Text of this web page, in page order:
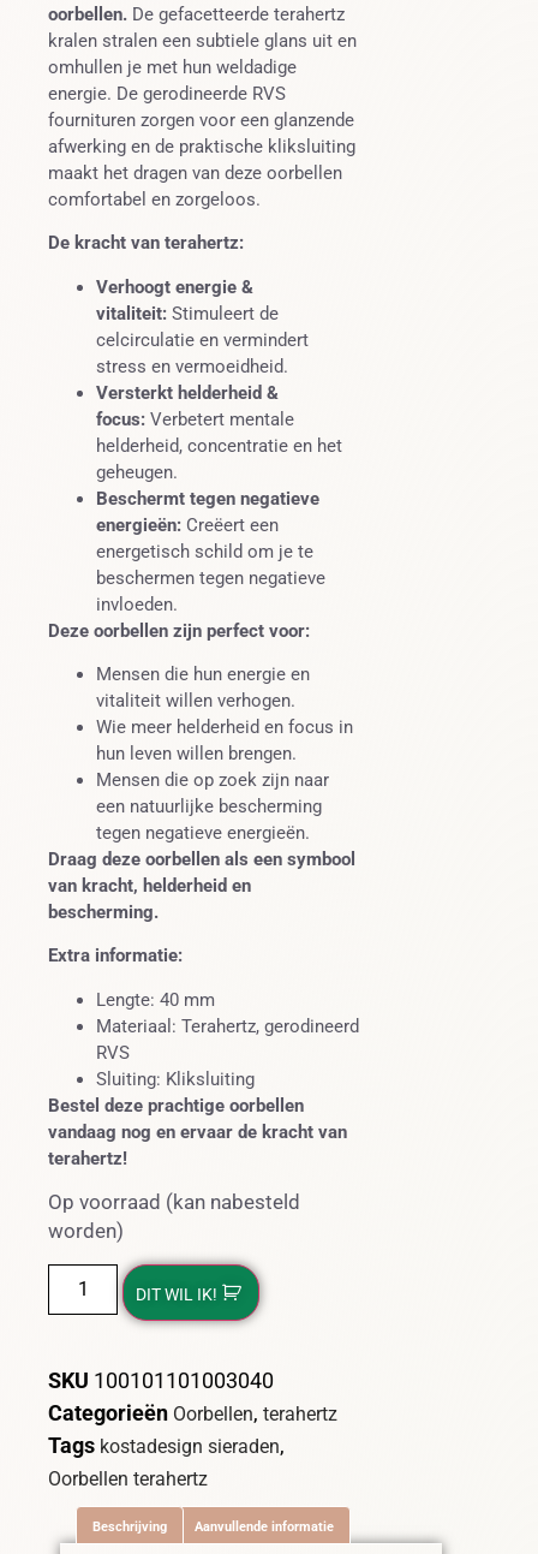
oorbellen. De gefacetteerde terahertz
kralen stralen een subtiele glans uit en
omhullen je met hun weldadige
energie. De gerodineerde RVS
fournituren zorgen voor een glanzende
afwerking en de praktische kliksluiting
maakt het dragen van deze oorbellen
comfortabel en zorgeloos.
De kracht van terahertz:
Verhoogt energie &
vitaliteit: Stimuleert de
celcirculatie en vermindert
stress en vermoeidheid.
Versterkt helderheid &
focus: Verbetert mentale
helderheid, concentratie en het
geheugen.
Beschermt tegen negatieve
energieën: Creëert een
energetisch schild om je te
beschermen tegen negatieve
invloeden.
Deze oorbellen zijn perfect voor:
Mensen die hun energie en
vitaliteit willen verhogen.
Wie meer helderheid en focus in
hun leven willen brengen.
Mensen die op zoek zijn naar
een natuurlijke bescherming
tegen negatieve energieën.
Draag deze oorbellen als een symbool
van kracht, helderheid en
bescherming.
Extra informatie:
Lengte: 40 mm
Materiaal: Terahertz, gerodineerd
RVS
Sluiting: Kliksluiting
Bestel deze prachtige oorbellen
vandaag nog en ervaar de kracht van
terahertz!
Op voorraad (kan nabesteld
worden)
DIT WIL IK!
SKU 100101101003040
Categorieën Oorbellen, terahertz
Tags kostadesign sieraden,
Oorbellen terahertz
Beschrijving Aanvullende informatie